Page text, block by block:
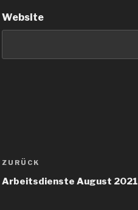
Website
Beitragsnavigation
Vorheriger
Beitrag
ZURÜCK
Arbeitsdienste August 2021